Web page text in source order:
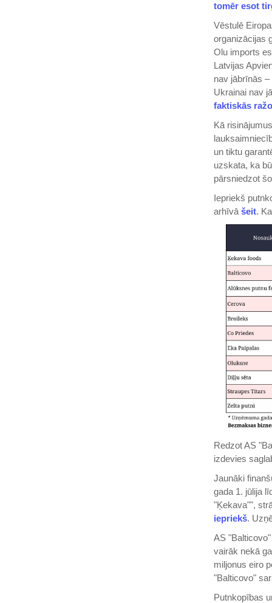
tomēr esot
Vēstulē
organizācijas
Olu imports
Latvijas
nav jābrīnās
Ukrainai nav
faktiskās
Kā
un tiktu
uzskata, ka
pārsniedzot
Iepriekš
arhīvā šeit.
Redzot AS
izdevies
Jaunāki
gada 1. jūlija
"Ķekava"",
iepriekš.
AS
vairāk nekā
miljonus eiro
"Balticovo"
Putnkopības